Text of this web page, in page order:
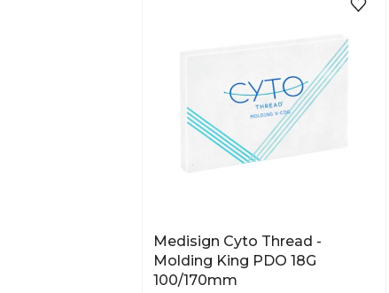
Medisign Cyto Thread -
Molding King PDO 18G
100/170mm